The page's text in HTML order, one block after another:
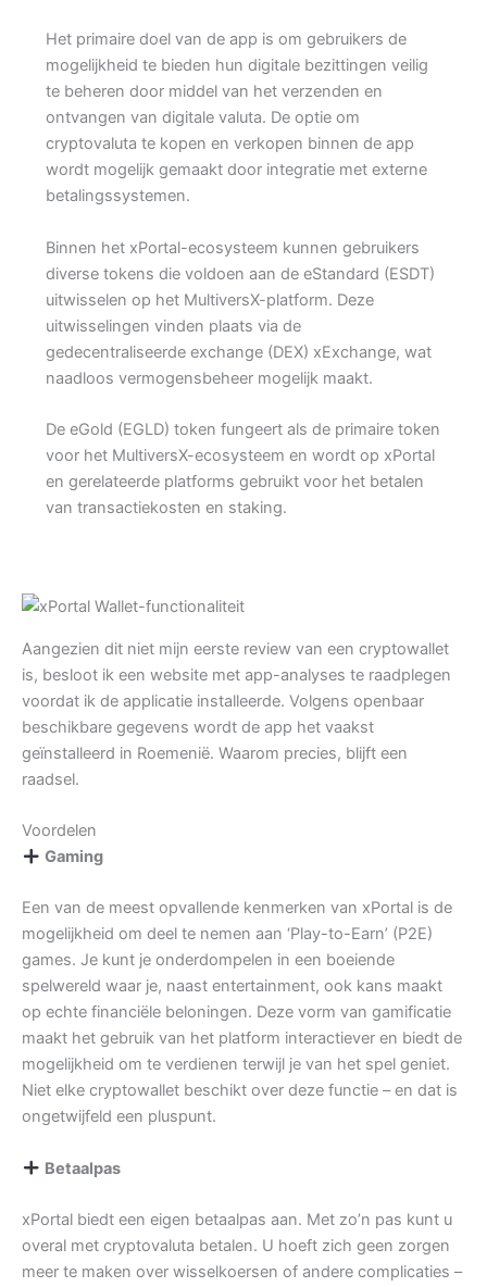
Het primaire doel van de app is om gebruikers de
mogelijkheid te bieden hun digitale bezittingen veilig
te beheren door middel van het verzenden en
ontvangen van digitale valuta. De optie om
cryptovaluta te kopen en verkopen binnen de app
wordt mogelijk gemaakt door integratie met externe
betalingssystemen.
Binnen het xPortal-ecosysteem kunnen gebruikers
diverse tokens die voldoen aan de eStandard (ESDT)
uitwisselen op het MultiversX-platform. Deze
uitwisselingen vinden plaats via de
gedecentraliseerde exchange (DEX) xExchange, wat
naadloos vermogensbeheer mogelijk maakt.
De eGold (EGLD) token fungeert als de primaire token
voor het MultiversX-ecosysteem en wordt op xPortal
en gerelateerde platforms gebruikt voor het betalen
van transactiekosten en staking.
Aangezien dit niet mijn eerste review van een cryptowallet
is, besloot ik een website met app-analyses te raadplegen
voordat ik de applicatie installeerde. Volgens openbaar
beschikbare gegevens wordt de app het vaakst
geïnstalleerd in Roemenië. Waarom precies, blijft een
raadsel.
Voordelen
Gaming
Een van de meest opvallende kenmerken van xPortal is de
mogelijkheid om deel te nemen aan ‘Play-to-Earn’ (P2E)
games. Je kunt je onderdompelen in een boeiende
spelwereld waar je, naast entertainment, ook kans maakt
op echte financiële beloningen. Deze vorm van gamificatie
maakt het gebruik van het platform interactiever en biedt de
mogelijkheid om te verdienen terwijl je van het spel geniet.
Niet elke cryptowallet beschikt over deze functie – en dat is
ongetwijfeld een pluspunt.
Betaalpas
xPortal biedt een eigen betaalpas aan. Met zo’n pas kunt u
overal met cryptovaluta betalen. U hoeft zich geen zorgen
meer te maken over wisselkoersen of andere complicaties –